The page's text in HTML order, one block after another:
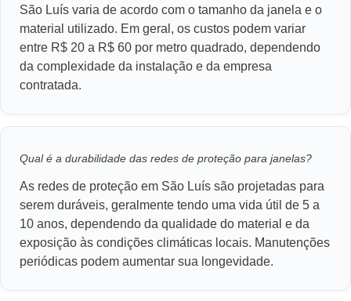
São Luís varia de acordo com o tamanho da janela e o
material utilizado. Em geral, os custos podem variar
entre R$ 20 a R$ 60 por metro quadrado, dependendo
da complexidade da instalação e da empresa
contratada.
Qual é a durabilidade das redes de proteção para janelas?
As redes de proteção em São Luís são projetadas para
serem duráveis, geralmente tendo uma vida útil de 5 a
10 anos, dependendo da qualidade do material e da
exposição às condições climáticas locais. Manutenções
periódicas podem aumentar sua longevidade.